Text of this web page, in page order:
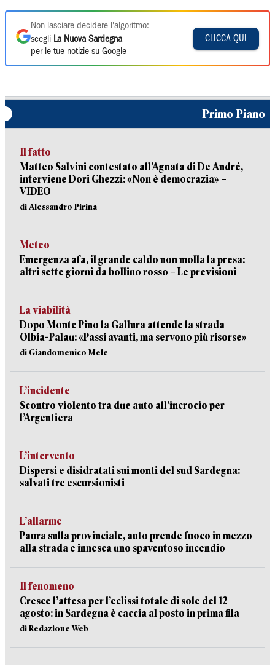
Non lasciare decidere l'algoritmo:
scegli La Nuova Sardegna
per le tue notizie su Google
CLICCA QUI
Primo Piano
Il fatto
Matteo Salvini contestato all’Agnata di De André,
interviene Dori Ghezzi: «Non è democrazia» –
VIDEO
di Alessandro Pirina
Meteo
Emergenza afa, il grande caldo non molla la presa:
altri sette giorni da bollino rosso – Le previsioni
La viabilità
Dopo Monte Pino la Gallura attende la strada
Olbia-Palau: «Passi avanti, ma servono più risorse»
di Giandomenico Mele
L’incidente
Scontro violento tra due auto all’incrocio per
l’Argentiera
L’intervento
Dispersi e disidratati sui monti del sud Sardegna:
salvati tre escursionisti
L’allarme
Paura sulla provinciale, auto prende fuoco in mezzo
alla strada e innesca uno spaventoso incendio
Il fenomeno
Cresce l’attesa per l’eclissi totale di sole del 12
agosto: in Sardegna è caccia al posto in prima fila
di Redazione Web